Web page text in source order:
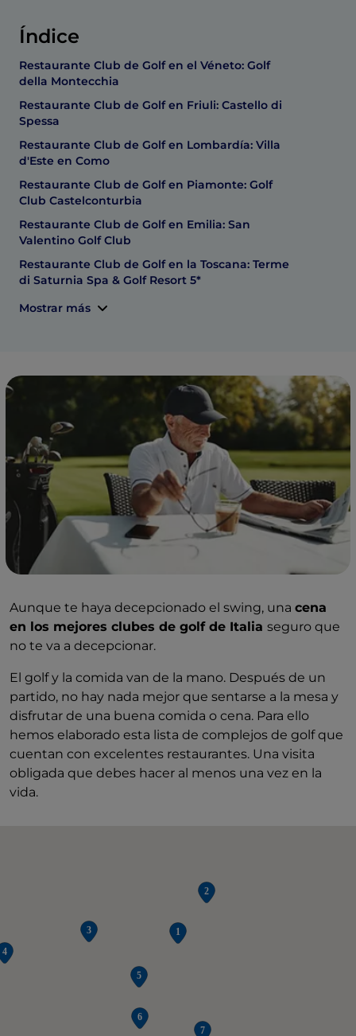
Índice
Restaurante Club de Golf en el Véneto: Golf
della Montecchia
Restaurante Club de Golf en Friuli: Castello di
Spessa
Restaurante Club de Golf en Lombardía: Villa
d'Este en Como
Restaurante Club de Golf en Piamonte: Golf
Club Castelconturbia
Restaurante Club de Golf en Emilia: San
Valentino Golf Club
Restaurante Club de Golf en la Toscana: Terme
di Saturnia Spa & Golf Resort 5*
Mostrar más
Aunque te haya decepcionado el swing, una cena
en los mejores clubes de golf de Italia seguro que
no te va a decepcionar.
El golf y la comida van de la mano. Después de un
partido, no hay nada mejor que sentarse a la mesa y
disfrutar de una buena comida o cena. Para ello
hemos elaborado esta lista de complejos de golf que
cuentan con excelentes restaurantes. Una visita
obligada que debes hacer al menos una vez en la
vida.